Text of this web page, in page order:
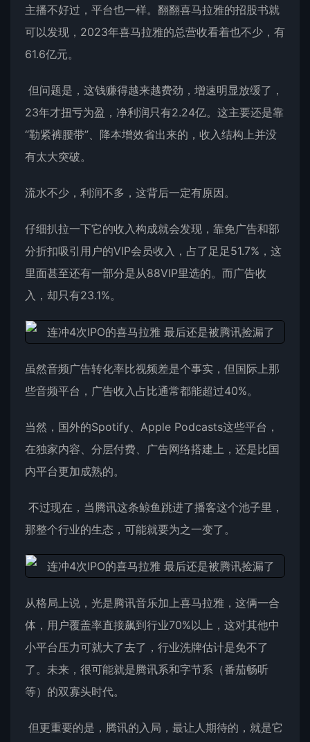
主播不好过，平台也一样。翻翻喜马拉雅的招股书就
可以发现，2023年喜马拉雅的总营收看着也不少，有
61.6亿元。
但问题是，这钱赚得越来越费劲，增速明显放缓了，
23年才扭亏为盈，净利润只有2.24亿。这主要还是靠
“勒紧裤腰带”、降本增效省出来的，收入结构上并没
有太大突破。
流水不少，利润不多，这背后一定有原因。
仔细扒拉一下它的收入构成就会发现，靠免广告和部
分折扣吸引用户的VIP会员收入，占了足足51.7%，这
里面甚至还有一部分是从88VIP里选的。而广告收
入，却只有23.1%。
虽然音频广告转化率比视频差是个事实，但国际上那
些音频平台，广告收入占比通常都能超过40%。
当然，国外的Spotify、Apple Podcasts这些平台，
在独家内容、分层付费、广告网络搭建上，还是比国
内平台更加成熟的。
不过现在，当腾讯这条鲸鱼跳进了播客这个池子里，
那整个行业的生态，可能就要为之一变了。
从格局上说，光是腾讯音乐加上喜马拉雅，这俩一合
体，用户覆盖率直接飙到行业70%以上，这对其他中
小平台压力可就大了去了，行业洗牌估计是免不了
了。未来，很可能就是腾讯系和字节系（番茄畅听
等）的双寡头时代。
但更重要的是，腾讯的入局，最让人期待的，就是它